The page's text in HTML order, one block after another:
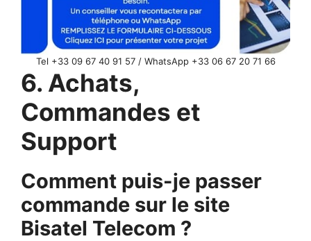
Tel +33 09 67 40 91 57 / WhatsApp +33 06 67 20 71 66
6. Achats,
Commandes et
Support
Comment puis-je passer
commande sur le site
Bisatel Telecom ?